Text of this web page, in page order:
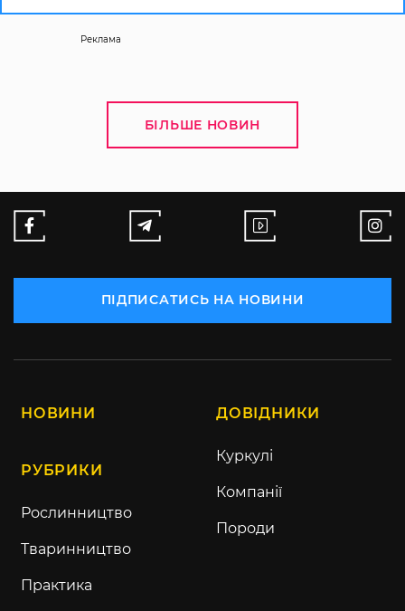
Реклама
БІЛЬШЕ НОВИН
ПІДПИСАТИСЬ НА НОВИНИ
НОВИНИ
РУБРИКИ
Рослинництво
Тваринництво
Практика
ДОВІДНИКИ
Куркулі
Компанії
Породи